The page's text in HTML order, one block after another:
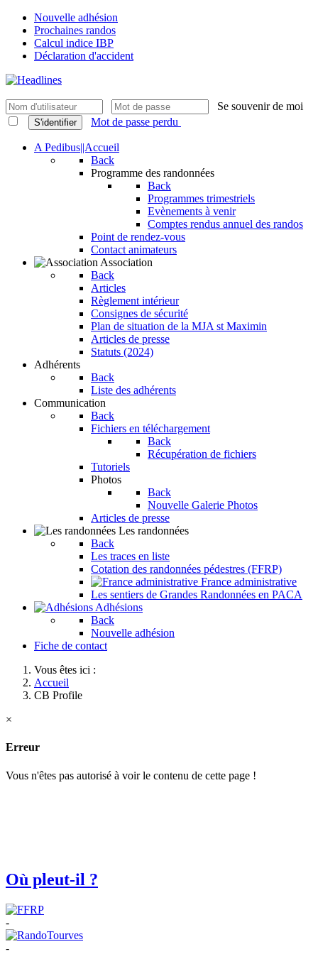
Nouvelle adhésion
Prochaines randos
Calcul indice IBP
Déclaration d'accident
Se souvenir de moi
S'identifier Mot de passe perdu
A Pedibus||Accueil
Back
Programme des randonnées
Back
Programmes trimestriels
Evènements à venir
Comptes rendus annuel des randos
Point de rendez-vous
Contact animateurs
Association
Back
Articles
Règlement intérieur
Consignes de sécurité
Plan de situation de la MJA st Maximin
Articles de presse
Statuts (2024)
Adhérents
Back
Liste des adhérents
Communication
Back
Fichiers en téléchargement
Back
Récupération de fichiers
Tutoriels
Photos
Back
Nouvelle Galerie Photos
Articles de presse
Les randonnées
Back
Les traces en liste
Cotation des randonnées pédestres (FFRP)
France administrative
Les sentiers de Grandes Randonnées en PACA
Adhésions
Back
Nouvelle adhésion
Fiche de contact
Vous êtes ici :
Accueil
CB Profile
×
Erreur
Vous n'êtes pas autorisé à voir le contenu de cette page !
Où pleut-il ?
-
-